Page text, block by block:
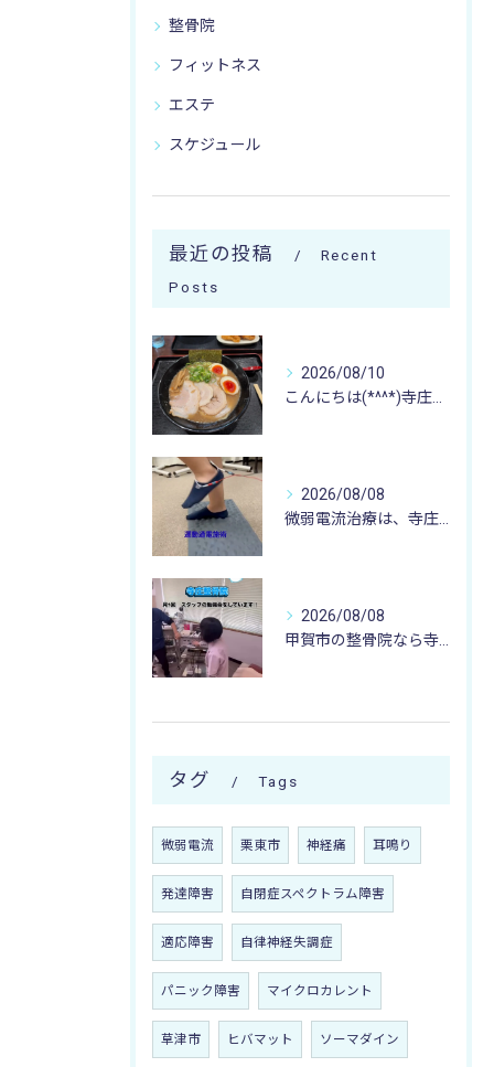
整骨院
フィットネス
エステ
スケジュール
最近の投稿
Recent
Posts
2026/08/10
こんにちは(*^^*)寺庄整骨院のスタッフです🚴🏻‍♂️
2026/08/08
微弱電流治療は、寺庄整骨院へ 🌻🏥🌻
2026/08/08
甲賀市の整骨院なら寺庄整骨院へ🚴🏻‍♂️
タグ Tags
微弱電流 栗東市 神経痛 耳鳴り
発達障害 自閉症スペクトラム障害
適応障害 自律神経失調症
パニック障害 マイクロカレント
草津市 ヒバマット ソーマダイン